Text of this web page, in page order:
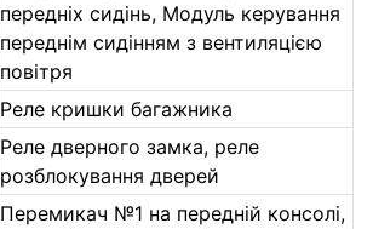
передніх сидінь, Модуль керування
переднім сидінням з вентиляцією
повітря
Реле кришки багажника
Реле дверного замка, реле
розблокування дверей
Перемикач №1 на передній консолі,